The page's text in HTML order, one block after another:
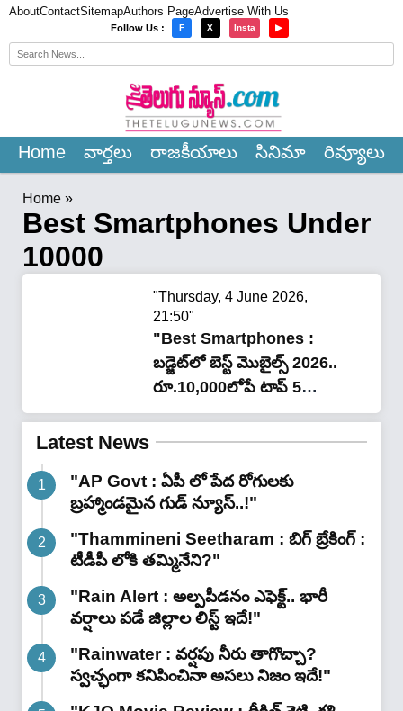
AboutContactSitemapAuthors PageAdvertise With Us
Follow Us : F X Insta ▶
Home వార్త‌లు రాజ‌కీయాలు సినిమా రివ్యూలు
Home »
Best Smartphones Under
10000
"Thursday, 4 June 2026,
21:50"
"Best Smartphones :
బడ్జెట్‌లో బెస్ట్ మొబైల్స్ 2026..
రూ.10,000లోపే టాప్ 5
స్మార్ట్‌ఫోన్లు..!"
Latest News
"AP Govt : ఏపీ లో పేద రోగులకు
బ్రహ్మాండమైన గుడ్ న్యూస్..!"
"Thammineni Seetharam : బిగ్ బ్రేకింగ్ :
టీడీపీ లోకి తమ్మినేని?"
"Rain Alert : అల్పపీడనం ఎఫెక్ట్.. భారీ
వర్షాలు పడే జిల్లాల లిస్ట్ ఇదే!"
"Rainwater : వర్షపు నీరు తాగొచ్చా?
స్వచ్ఛంగా కనిపించినా అసలు నిజం ఇదే!"